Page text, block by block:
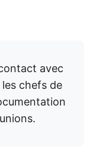
avec
chefs de